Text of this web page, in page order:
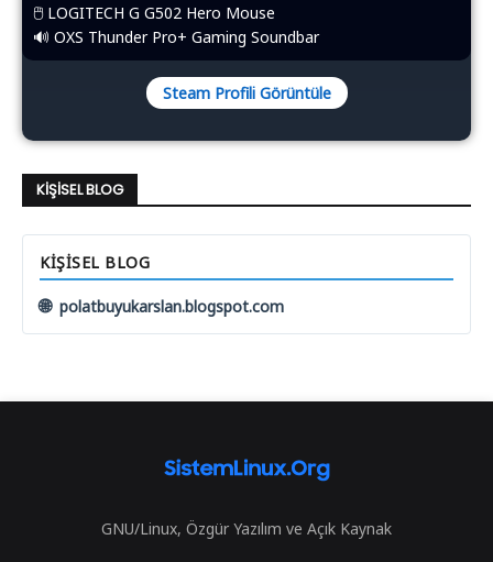
🖱️​ LOGITECH G G502 Hero Mouse
🔊 OXS Thunder Pro+ Gaming Soundbar
Steam Profili Görüntüle
KIŞISEL BLOG
KIŞISEL BLOG
🌐 polatbuyukarslan.blogspot.com
GNU/Linux, Özgür Yazılım ve Açık Kaynak